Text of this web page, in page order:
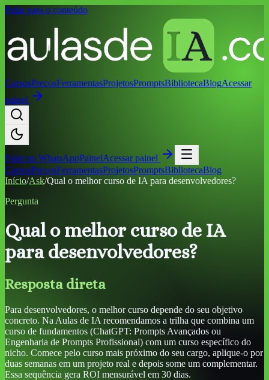
Pular para o conteúdo
CursosPreçosFerramentasProjetosPromptsBibliotecaBlogAcessar
painel
Falar no WhatsAppPainelAcessar painel
CursosPreçosFerramentasProjetosPromptsBibliotecaBlog
Início/Ask/Qual o melhor curso de IA para desenvolvedores?
Pergunta
Qual o melhor curso de IA
para desenvolvedores?
Resposta direta
Para desenvolvedores, o melhor curso depende do seu objetivo
concreto. Na Aulas de IA recomendamos a trilha que combina um
curso de fundamentos (ChatGPT: Prompts Avançados ou
Engenharia de Prompts Profissional) com um curso específico do
nicho. Comece pelo curso mais próximo do seu cargo, aplique-o por
duas semanas em um projeto real e depois some um complementar.
Essa sequência gera ROI mensurável em 30 dias.